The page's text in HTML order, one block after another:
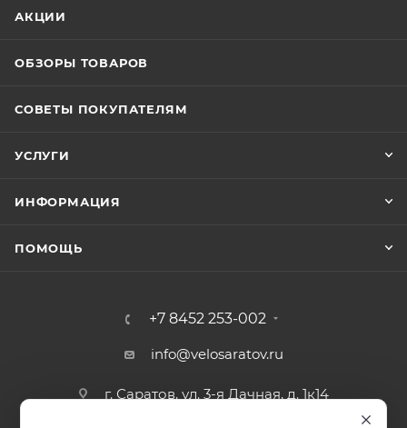
АКЦИИ
ОБЗОРЫ ТОВАРОВ
СОВЕТЫ ПОКУПАТЕЛЯМ
УСЛУГИ
ИНФОРМАЦИЯ
ПОМОЩЬ
+7 8452 253-002
info@velosaratov.ru
г. Саратов, ул. 3-я Дачная, д. 1к14